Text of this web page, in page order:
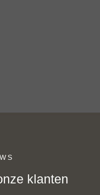
klanten